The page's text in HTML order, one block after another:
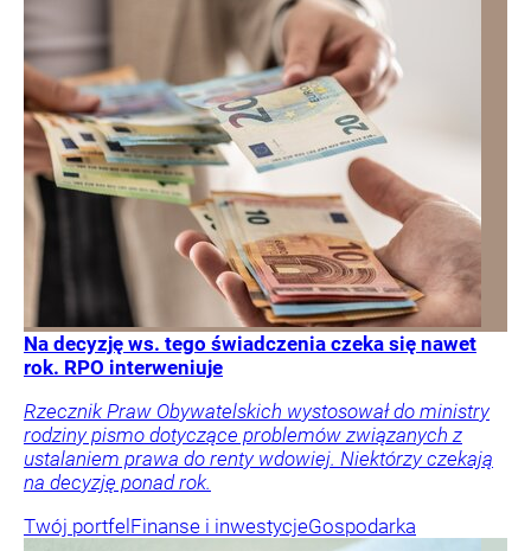
Na decyzję ws. tego świadczenia czeka się nawet
rok. RPO interweniuje
Rzecznik Praw Obywatelskich wystosował do ministry
rodziny pismo dotyczące problemów związanych z
ustalaniem prawa do renty wdowiej. Niektórzy czekają
na decyzję ponad rok.
Twój portfelFinanse i inwestycjeGospodarka